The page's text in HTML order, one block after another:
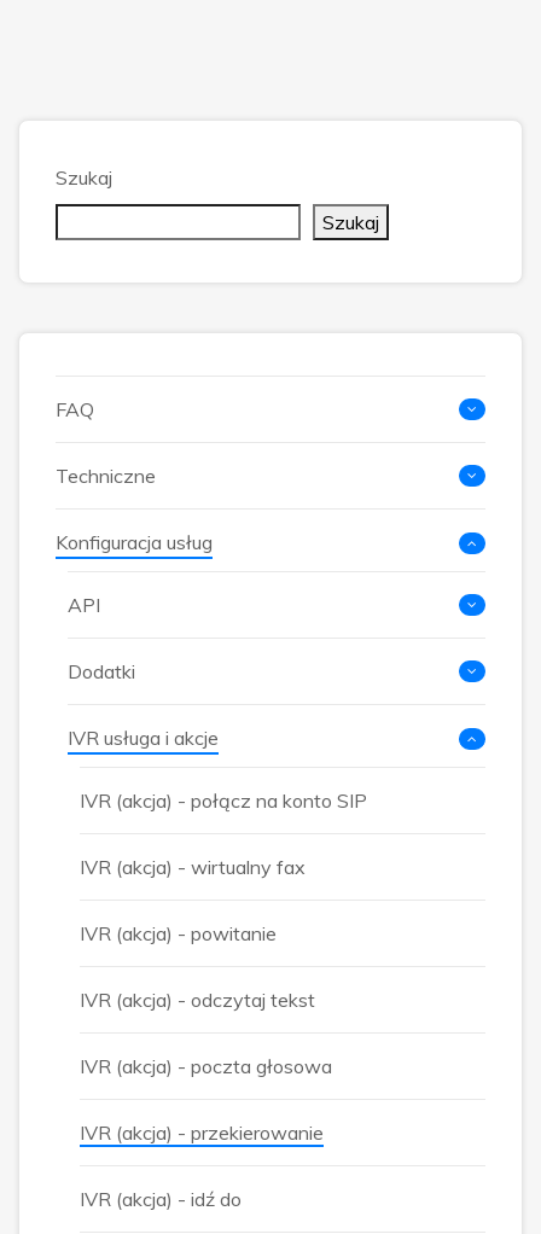
Szukaj
Szukaj
FAQ
Techniczne
Konfiguracja usług
API
Dodatki
IVR usługa i akcje
IVR (akcja) - połącz na konto SIP
IVR (akcja) - wirtualny fax
IVR (akcja) - powitanie
IVR (akcja) - odczytaj tekst
IVR (akcja) - poczta głosowa
IVR (akcja) - przekierowanie
IVR (akcja) - idź do